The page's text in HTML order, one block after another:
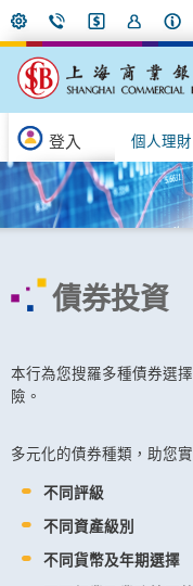
登入 個人理財
債券投資
本行為您搜羅多種債券選
險。
多元化的債券種類，助您
不同評級
不同資產級別
不同貨幣及年期選擇